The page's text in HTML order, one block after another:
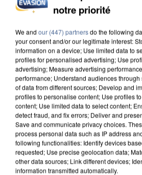
UN SECOND CADRE DE LA DZ
notre priorité
We and our (447) partnersdo the following
your consent and/or our legitimate interest:
information on a device; Use limited data to
profiles for personalised advertising; Use
advertising; Measure advertising
performance; Understand audiences
of data from different sources; Develop and
profiles to personalise content; Use profiles
content; Use limited data to select content;
detect fraud, and fix errors; Deliver and
Save and communicate privacy choices.
process personal data such as IP address
following functionalities: Identify devices
requested; Use precise geolocation data;
other data sources; Link different devices;
information transmitted automatically.